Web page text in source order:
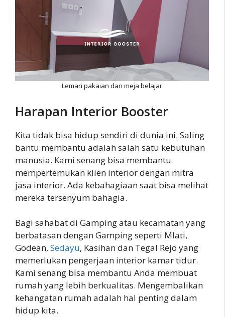
Lemari pakaian dan meja belajar
Harapan Interior Booster
Kita tidak bisa hidup sendiri di dunia ini. Saling
bantu membantu adalah salah satu kebutuhan
manusia. Kami senang bisa membantu
mempertemukan klien interior dengan mitra
jasa interior. Ada kebahagiaan saat bisa melihat
mereka tersenyum bahagia.
Bagi sahabat di Gamping atau kecamatan yang
berbatasan dengan Gamping seperti Mlati,
Godean, Sedayu, Kasihan dan Tegal Rejo yang
memerlukan pengerjaan interior kamar tidur.
Kami senang bisa membantu Anda membuat
rumah yang lebih berkualitas. Mengembalikan
kehangatan rumah adalah hal penting dalam
hidup kita.